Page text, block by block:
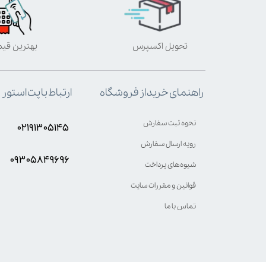
تحویل اکسپرس بهترین
راهنمای خرید از فروشگاه
نحوه ثبت سفارش
رویه ارسال سفارش
شیوه‌های پرداخت
قوانین و مقررات سایت
تماس با ما
ارتباط با پت استور
۰۲۱۹۱۳۰۵۱۴۵
۰۹۳۰۵8۴9696